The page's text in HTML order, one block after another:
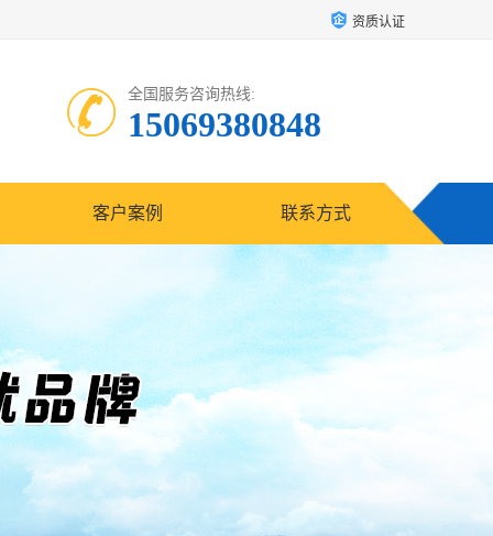
资质认证
全国服务咨询热线:
15069380848
客户案例 联系方式